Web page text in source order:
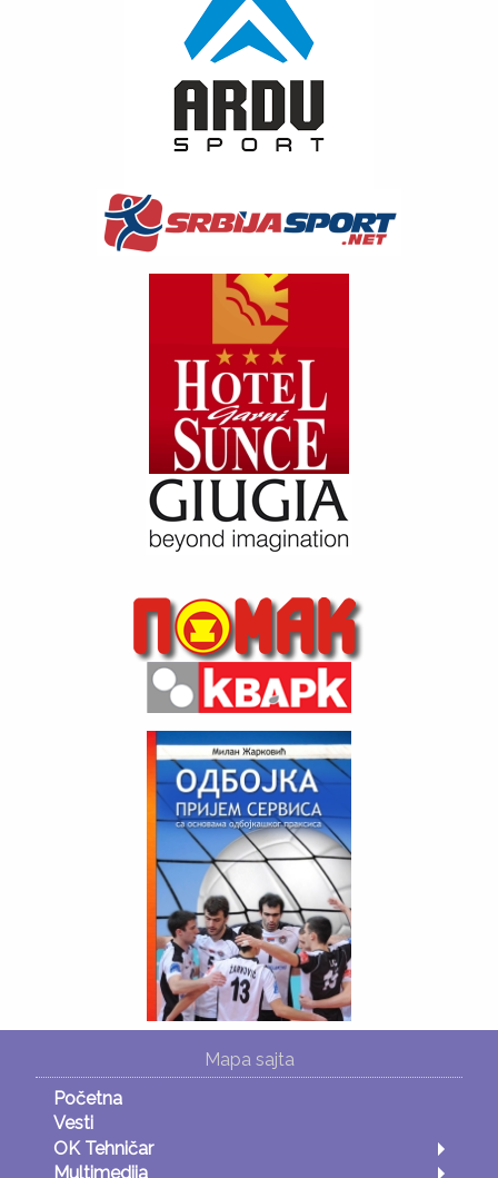
Mapa sajta
Početna
Vesti
OK Tehničar
Multimedija